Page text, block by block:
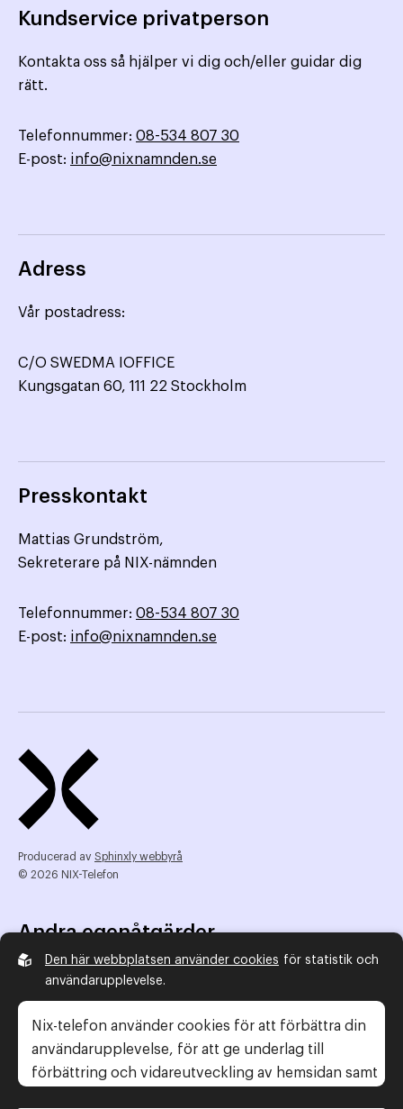
Kundservice privatperson
Kontakta oss så hjälper vi dig och/eller guidar dig
rätt.
Telefonnummer: 08-534 807 30
E-post: info@nixnamnden.se
Adress
Vår postadress:
C/O SWEDMA IOFFICE
Kungsgatan 60, 111 22 Stockholm
Presskontakt
Mattias Grundström,
Sekreterare på NIX-nämnden
Telefonnummer: 08-534 807 30
E-post: info@nixnamnden.se
Producerad av Sphinxly webbyrå
© 2026 NIX-Telefon
Andra egenåtgärder
NIX Telefon
NIX addresserat
Reklamombudsmannen
Konsumentverket
Den här webbplatsen använder cookies för statistik och
användarupplevelse.
Nix-telefon använder cookies för att förbättra din
användarupplevelse, för att ge underlag till
förbättring och vidareutveckling av hemsidan samt